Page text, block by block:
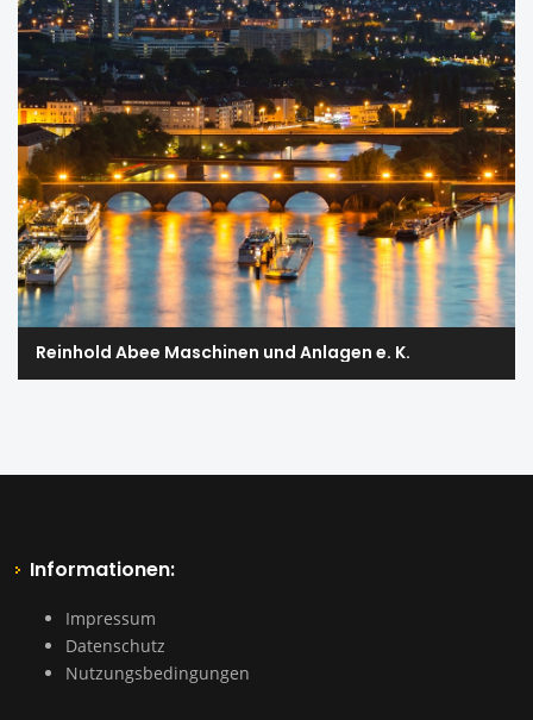
Reinhold Abee Maschinen und Anlagen e. K.
Informationen:
Impressum
Datenschutz
Nutzungsbedingungen